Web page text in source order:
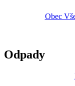
Obec
Odpady